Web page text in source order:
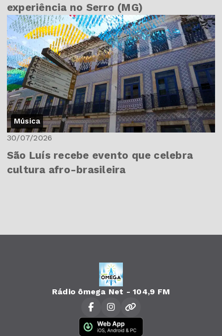
experiência no Serro (MG)
Música
30/07/2026
São Luís recebe evento que celebra
cultura afro-brasileira
Rádio ômega Net - 104,9 FM